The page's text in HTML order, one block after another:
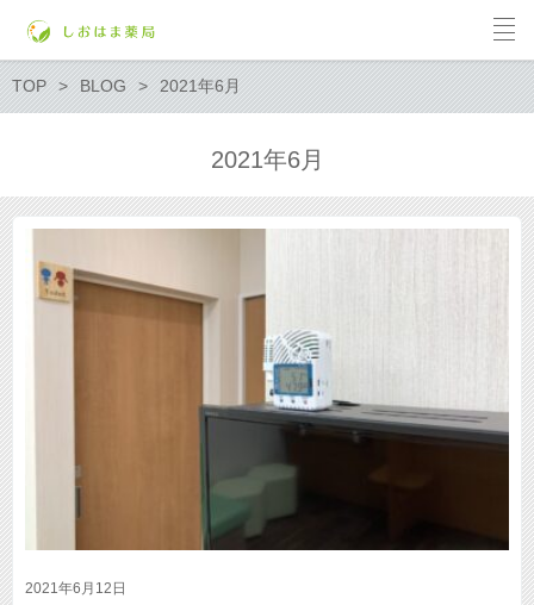
TOP BLOG 2021年6月
2021年6月
2021年6月12日